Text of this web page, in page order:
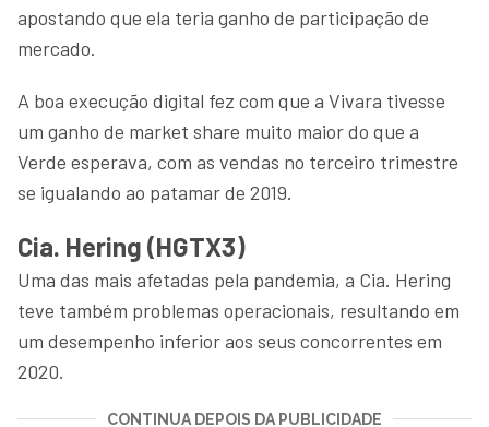
apostando que ela teria ganho de participação de
mercado.
A boa execução digital fez com que a Vivara tivesse
um ganho de market share muito maior do que a
Verde esperava, com as vendas no terceiro trimestre
se igualando ao patamar de 2019.
Cia. Hering (HGTX3)
Uma das mais afetadas pela pandemia, a Cia. Hering
teve também problemas operacionais, resultando em
um desempenho inferior aos seus concorrentes em
2020.
CONTINUA DEPOIS DA PUBLICIDADE